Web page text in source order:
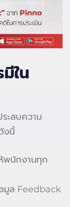
ใน
ะสบความ
งนี้
พนักงานทุก
มูล Feedback